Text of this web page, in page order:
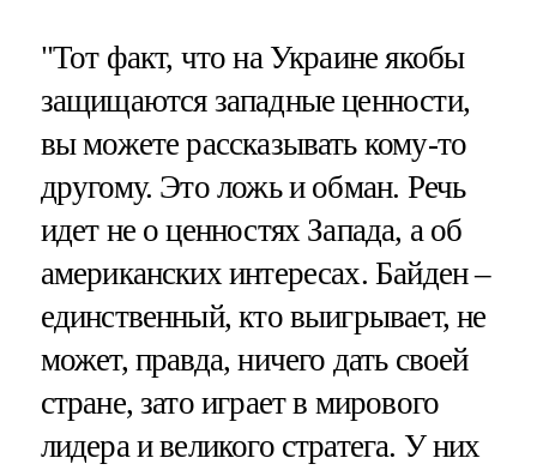
"Тот факт, что на Украине якобы
защищаются западные ценности,
вы можете рассказывать кому-то
другому. Это ложь и обман. Речь
идет не о ценностях Запада, а об
американских интересах. Байден –
единственный, кто выигрывает, не
может, правда, ничего дать своей
стране, зато играет в мирового
лидера и великого стратега. У них